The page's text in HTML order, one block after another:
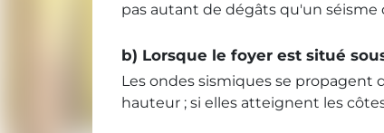
pas autant de dégâts qu'un
b) Lorsque le foyer est situé
Les ondes sismiques se propagent
hauteur ; si elles atteignent les